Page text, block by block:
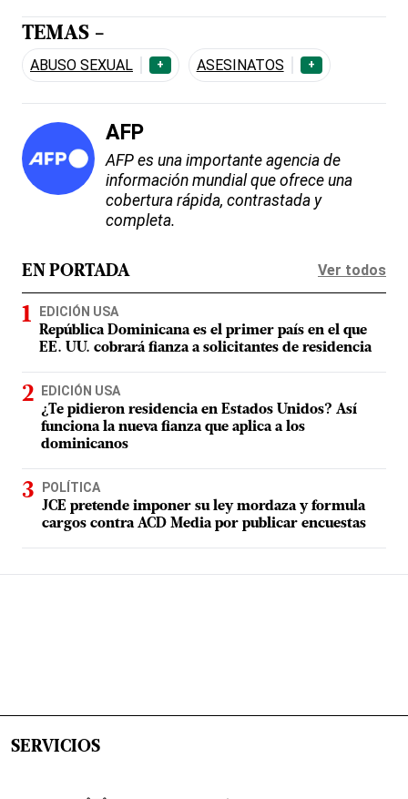
TEMAS -
ABUSO SEXUAL + ASESINATOS +
AFP
AFP es una importante agencia de
información mundial que ofrece una
cobertura rápida, contrastada y
completa.
EN PORTADA Ver todos
EDICIÓN USA
República Dominicana es el primer país en el que
EE. UU. cobrará fianza a solicitantes de residencia
EDICIÓN USA
¿Te pidieron residencia en Estados Unidos? Así
funciona la nueva fianza que aplica a los
dominicanos
POLÍTICA
JCE pretende imponer su ley mordaza y formula
cargos contra ACD Media por publicar encuestas
SERVICIOS